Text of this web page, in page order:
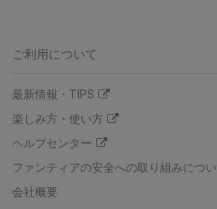
ご利用について
最新情報・TIPS
楽しみ方・使い方
ヘルプセンター
ファンティアの安全への取り組みにつ
会社概要